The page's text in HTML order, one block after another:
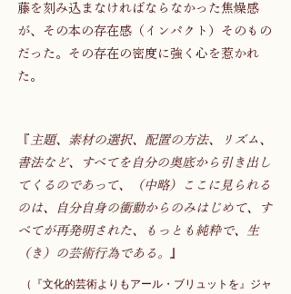
藤を刻み込まなければならなかった焦燥感
が、その本の存在感（インパクト）そのもの
だった。その存在の密度に強く心を惹かれ
た。
『 主題、素材の選択、配置の方法、リズム、
書法など、すべてを自分の奥底から引き出し
てくるのであって、（中略）ここに見られる
のは、自分自身の衝動からのみはじめて、す
べてが再発明された、もっとも純粋で、生
（き）の芸術行為である。
』
（『文化的芸術よりもアール・ブリュットを』ジャ